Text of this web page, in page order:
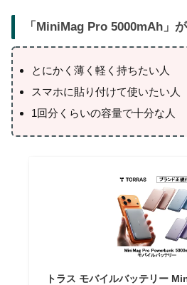
「 MiniMag Pro 5000mAh 」
とにかく薄く軽く持ちたい人
スマホに貼り付けて使いたい人
1回分くらいの容量で十分な人
トラス モバイルバッテリー